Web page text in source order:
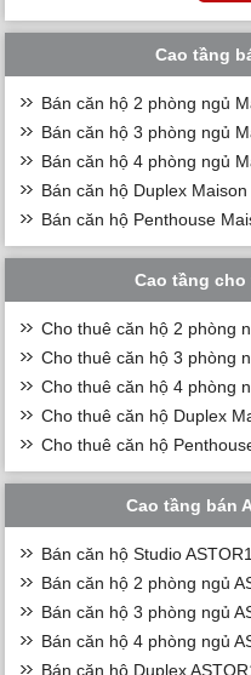
Cao tầng
Bán căn hộ 2 phòng ngủ
Bán căn hộ 3 phòng ngủ
Bán căn hộ 4 phòng ngủ
Bán căn hộ Duplex
Bán căn hộ Penthouse
Cao tầng cho
Cho thuê căn hộ 2 phòng
Cho thuê căn hộ 3 phòng
Cho thuê căn hộ 4 phòng
Cho thuê căn hộ Duplex
Cho thuê căn hộ
Cao tầng bán
Bán căn hộ Studio
Bán căn hộ 2 phòng ngủ
Bán căn hộ 3 phòng ngủ
Bán căn hộ 4 phòng ngủ
Bán căn hộ Duplex